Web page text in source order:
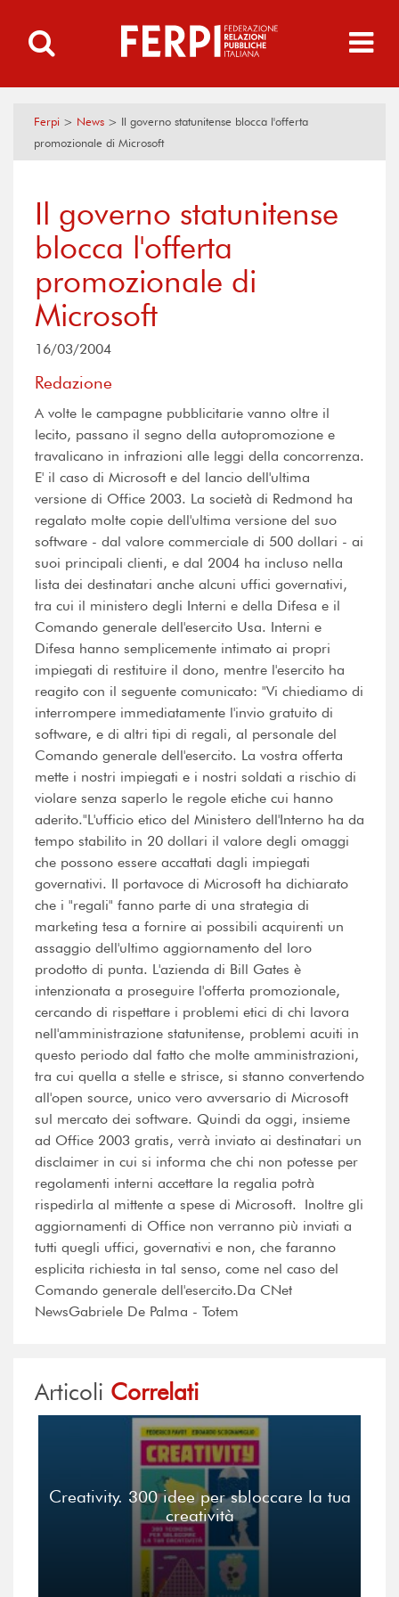
Ferpi > News > Il governo statunitense blocca l'offerta
promozionale di Microsoft
Il governo statunitense
blocca l'offerta
promozionale di
Microsoft
16/03/2004
Redazione
A volte le campagne pubblicitarie vanno oltre il
lecito, passano il segno della autopromozione e
travalicano in infrazioni alle leggi della concorrenza.
E' il caso di Microsoft e del lancio dell'ultima
versione di Office 2003. La società di Redmond ha
regalato molte copie dell'ultima versione del suo
software - dal valore commerciale di 500 dollari - ai
suoi principali clienti, e dal 2004 ha incluso nella
lista dei destinatari anche alcuni uffici governativi,
tra cui il ministero degli Interni e della Difesa e il
Comando generale dell'esercito Usa. Interni e
Difesa hanno semplicemente intimato ai propri
impiegati di restituire il dono, mentre l'esercito ha
reagito con il seguente comunicato: "Vi chiediamo di
interrompere immediatamente l'invio gratuito di
software, e di altri tipi di regali, al personale del
Comando generale dell'esercito. La vostra offerta
mette i nostri impiegati e i nostri soldati a rischio di
violare senza saperlo le regole etiche cui hanno
aderito."L'ufficio etico del Ministero dell'Interno ha da
tempo stabilito in 20 dollari il valore degli omaggi
che possono essere accattati dagli impiegati
governativi. Il portavoce di Microsoft ha dichiarato
che i "regali" fanno parte di una strategia di
marketing tesa a fornire ai possibili acquirenti un
assaggio dell'ultimo aggiornamento del loro
prodotto di punta. L'azienda di Bill Gates è
intenzionata a proseguire l'offerta promozionale,
cercando di rispettare i problemi etici di chi lavora
nell'amministrazione statunitense, problemi acuiti in
questo periodo dal fatto che molte amministrazioni,
tra cui quella a stelle e strisce, si stanno convertendo
all'open source, unico vero avversario di Microsoft
sul mercato dei software. Quindi da oggi, insieme
ad Office 2003 gratis, verrà inviato ai destinatari un
disclaimer in cui si informa che chi non potesse per
regolamenti interni accettare la regalia potrà
rispedirla al mittente a spese di Microsoft. Inoltre gli
aggiornamenti di Office non verranno più inviati a
tutti quegli uffici, governativi e non, che faranno
esplicita richiesta in tal senso, come nel caso del
Comando generale dell'esercito.Da CNet
NewsGabriele De Palma - Totem
Articoli Correlati
Creativity. 300 idee per sbloccare la tua
creatività